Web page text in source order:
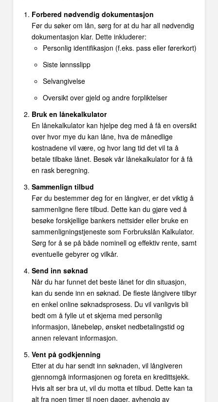
Forbered nødvendig dokumentasjon
Før du søker om lån, sørg for at du har all nødvendig
dokumentasjon klar. Dette inkluderer:
Personlig identifikasjon (f.eks. pass eller førerkort)
Siste lønnsslipp
Selvangivelse
Oversikt over gjeld og andre forpliktelser
Bruk en lånekalkulator
En lånekalkulator kan hjelpe deg med å få en oversikt
over hvor mye du kan låne, hva de månedlige
kostnadene vil være, og hvor lang tid det vil ta å
betale tilbake lånet. Besøk vår lånekalkulator for å få
en rask beregning.
Sammenlign tilbud
Før du bestemmer deg for en långiver, er det viktig å
sammenligne flere tilbud. Dette kan du gjøre ved å
besøke forskjellige bankers nettsider eller bruke en
sammenligningstjeneste som Forbrukslån Kalkulator.
Sørg for å se på både nominell og effektiv rente, samt
eventuelle gebyrer og vilkår.
Send inn søknad
Når du har funnet det beste lånet for din situasjon,
kan du sende inn en søknad. De fleste långivere tilbyr
en enkel online søknadsprosess. Du vil vanligvis bli
bedt om å fylle ut et skjema med personlig
informasjon, lånebeløp, ønsket nedbetalingstid og
annen relevant informasjon.
Vent på godkjenning
Etter at du har sendt inn søknaden, vil långiveren
gjennomgå informasjonen og foreta en kredittsjekk.
Hvis alt ser bra ut, vil du motta et tilbud. Dette kan ta
alt fra noen timer til noen dager, avhengig av